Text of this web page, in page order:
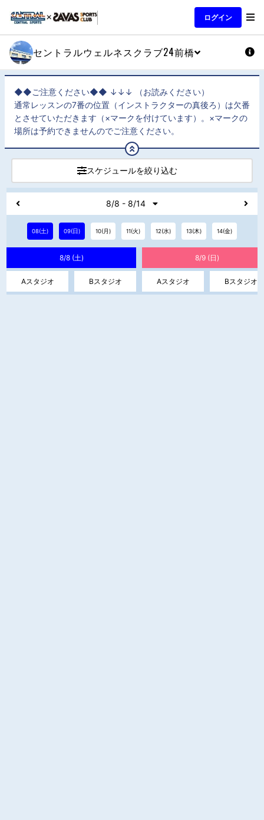
ログイン
セントラルウェルネスクラブ24前橋
◆◆ご注意ください◆◆ ↓↓↓ （お読みください）
通常レッスンの7番の位置（インストラクターの真後ろ）は欠番
とさせていただきます（×マークを付けています）。×マークの
場所は予約できませんのでご注意ください。
スケジュールを絞り込む
8/8 - 8/14
08(土) 09(日) 10(月) 11(火) 12(水) 13(木) 14(金)
8/8 (土)
Aスタジオ Bスタジオ
8/9 (日)
Aスタジオ Bスタジオ